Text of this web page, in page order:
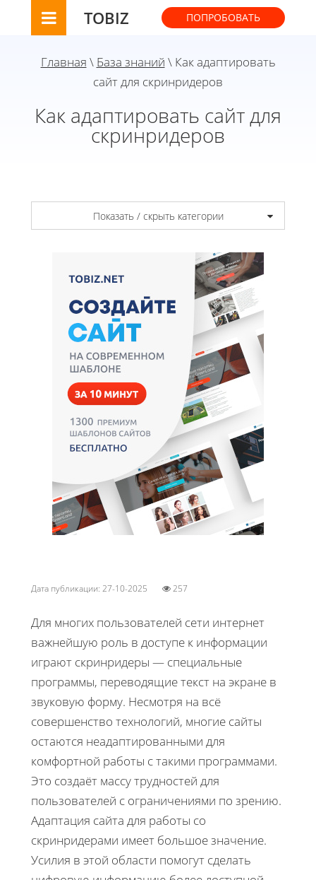
TOBIZ ПОПРОБОВАТЬ
Главная \ База знаний \ Как адаптировать
сайт для скринридеров
Как адаптировать сайт для
скринридеров
Показать / скрыть категории
Дата публикации: 27-10-2025 257
Для многих пользователей сети интернет
важнейшую роль в доступе к информации
играют скринридеры — специальные
программы, переводящие текст на экране в
звуковую форму. Несмотря на всё
совершенство технологий, многие сайты
остаются неадаптированными для
комфортной работы с такими программами.
Это создаёт массу трудностей для
пользователей с ограничениями по зрению.
Адаптация сайта для работы со
скринридерами имеет большое значение.
Усилия в этой области помогут сделать